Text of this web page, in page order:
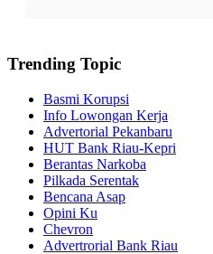
Trending Topic
Basmi Korupsi
Info Lowongan Kerja
Advertorial Pekanbaru
HUT Bank Riau-Kepri
Berantas Narkoba
Pilkada Serentak
Bencana Asap
Opini Ku
Chevron
Advertrorial Bank Riau